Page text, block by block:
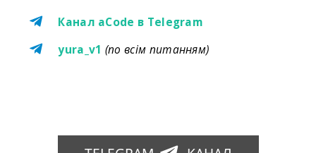
Канал aCode в Telegram
yura_v1 (по всім питанням)